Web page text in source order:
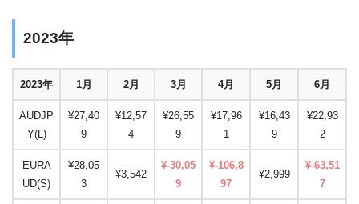
2023年
2023年 1月 2月 3月 4月 5月 6月
AUDJP
Y(L)
¥27,40
9
¥12,57
4
¥26,55
9
¥17,96
1
¥16,43
9
¥22,93
2
EURA
UD(S)
¥28,05
3
¥3,542
¥-30,05
9
¥-106,8
97
¥2,999
¥-63,51
7